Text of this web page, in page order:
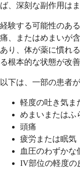
ば、深刻な副作用は
経験する可能性のあ
痛、またはめまいが
あり、体が薬に慣れ
る根本的な状態が改
以下は、一部の患者
軽度の吐き気ま
めまいまたはふ
頭痛
疲労または眠気
血圧のわずかな
IV部位の軽度の